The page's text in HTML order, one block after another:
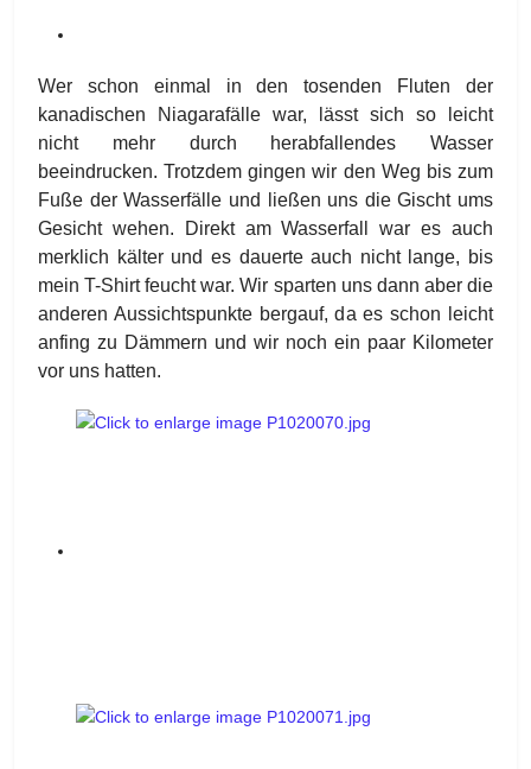
Wer schon einmal in den tosenden Fluten der
kanadischen Niagarafälle war, lässt sich so leicht
nicht mehr durch herabfallendes Wasser
beeindrucken. Trotzdem gingen wir den Weg bis zum
Fuße der Wasserfälle und ließen uns die Gischt ums
Gesicht wehen. Direkt am Wasserfall war es auch
merklich kälter und es dauerte auch nicht lange, bis
mein T-Shirt feucht war. Wir sparten uns dann aber die
anderen Aussichtspunkte bergauf, da es schon leicht
anfing zu Dämmern und wir noch ein paar Kilometer
vor uns hatten.